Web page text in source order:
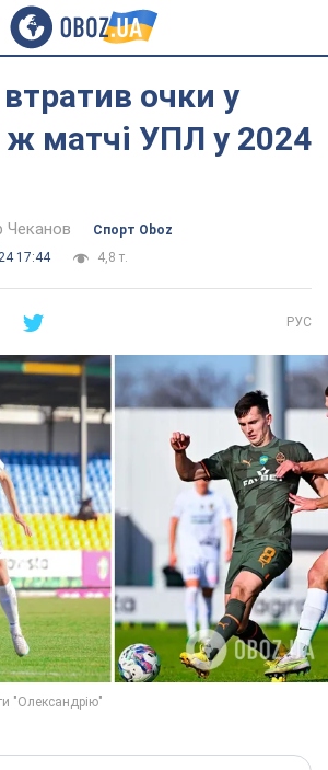
очки у
матчі УПЛ у 2024
Чеканов
Спорт Oboz
17:44
4,8 т.
РУС